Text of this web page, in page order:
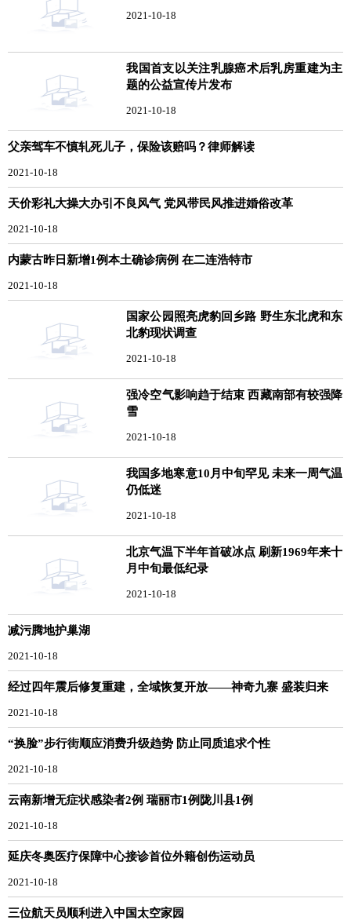
2021-10-18
我国首支以关注乳腺癌术后乳房重建为主
题的公益宣传片发布
2021-10-18
父亲驾车不慎轧死儿子，保险该赔吗？律师解读
2021-10-18
天价彩礼大操大办引不良风气 党风带民风推进婚俗改革
2021-10-18
内蒙古昨日新增1例本土确诊病例 在二连浩特市
2021-10-18
国家公园照亮虎豹回乡路 野生东北虎和东
北豹现状调查
2021-10-18
强冷空气影响趋于结束 西藏南部有较强降
雪
2021-10-18
我国多地寒意10月中旬罕见 未来一周气温
仍低迷
2021-10-18
北京气温下半年首破冰点 刷新1969年来十
月中旬最低纪录
2021-10-18
减污腾地护巢湖
2021-10-18
经过四年震后修复重建，全域恢复开放——神奇九寨 盛装归来
2021-10-18
“换脸”步行街顺应消费升级趋势 防止同质追求个性
2021-10-18
云南新增无症状感染者2例 瑞丽市1例陇川县1例
2021-10-18
延庆冬奥医疗保障中心接诊首位外籍创伤运动员
2021-10-18
三位航天员顺利进入中国太空家园